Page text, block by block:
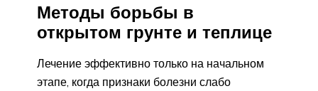
Методы борьбы в
открытом грунте и теплице
Лечение эффективно только на начальном
этапе, когда признаки болезни слабо